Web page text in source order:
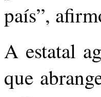
país”,
A estatal
que